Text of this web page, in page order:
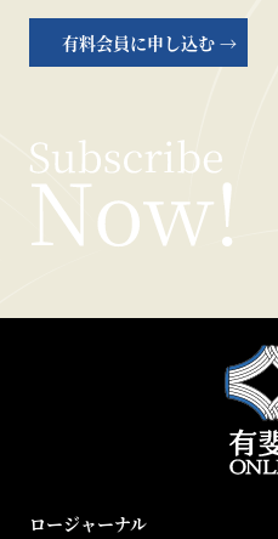
有料会員に申し込む →
ロージャーナル